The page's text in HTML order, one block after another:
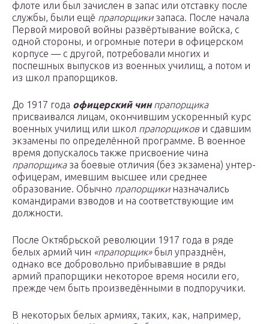
флоте или был зачислен в запас или отставку после
службы, были ещё прапорщикизапаса. После начала
Первой мировой войны развёртывание войска, с
одной стороны, и огромные потери в офицерском
корпусе — с другой, потребовали многих и
поспешных выпусков из военных училищ, а потом и
из школ прапорщиков.
До 1917 года офицерский чин прапорщика
присваивался лицам, окончившим ускоренный курс
военных училищ или школ прапорщиков и сдавшим
экзамены по определённой программе. В военное
время допускалось также присвоение чина
прапорщиказа боевые отличия (без экзамена) унтер-
офицерам, имевшим высшее или среднее
образование. Обычно прапорщикиназначались
командирами взводов и на соответствующие им
должности.
После Октябрьской революции 1917 года в ряде
белых армий чин «прапорщик»был упразднён,
однако все добровольно прибывавшие в ряды
армий прапорщики некоторое время носили его,
прежде чем быть произведёнными в подпоручики.
В некоторых белых армиях, таких, как, например,